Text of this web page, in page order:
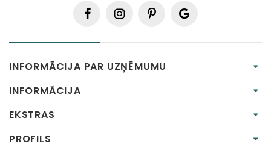
INFORMĀCIJA PAR UZŅĒMUMU
INFORMĀCIJA
EKSTRAS
PROFILS